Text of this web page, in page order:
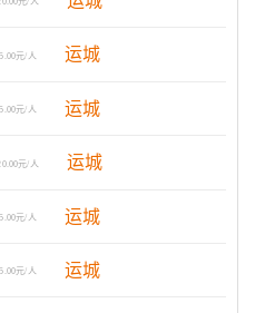
元/人
元/人 运城
元/人 运城
元/人 运城
元/人 运城
元/人 运城